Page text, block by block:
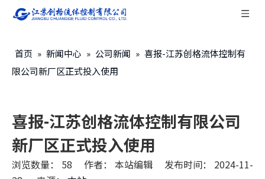
首页 » 新闻中心 » 公司新闻 » 喜报-江苏创格流体控制有
限公司新厂区正式投入使用
喜报-江苏创格流体控制有限公司
新厂区正式投入使用
浏览数量： 58 作者： 本站编辑 发布时间： 2024-11-